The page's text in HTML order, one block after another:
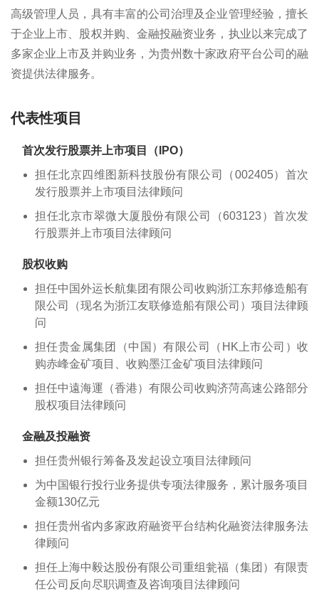
高级管理人员，具有丰富的公司治理及企业管理经验，擅长
于企业上市、股权并购、金融投融资业务，执业以来完成了
多家企业上市及并购业务，为贵州数十家政府平台公司的融
资提供法律服务。
代表性项目
首次发行股票并上市项目（IPO）
担任北京四维图新科技股份有限公司（002405）首次
发行股票并上市项目法律顾问
担任北京市翠微大厦股份有限公司（603123）首次发
行股票并上市项目法律顾问
股权收购
担任中国外运长航集团有限公司收购浙江东邦修造船有
限公司（现名为浙江友联修造船有限公司）项目法律顾
问
担任贵金属集团（中国）有限公司（HK上市公司）收
购赤峰金矿项目、收购墨江金矿项目法律顾问
担任中遠海運（香港）有限公司收购济菏高速公路部分
股权项目法律顾问
金融及投融资
担任贵州银行筹备及发起设立项目法律顾问
为中国银行投行业务提供专项法律服务，累计服务项目
金额130亿元
担任贵州省内多家政府融资平台结构化融资法律服务法
律顾问
担任上海中毅达股份有限公司重组瓮福（集团）有限责
任公司反向尽职调查及咨询项目法律顾问